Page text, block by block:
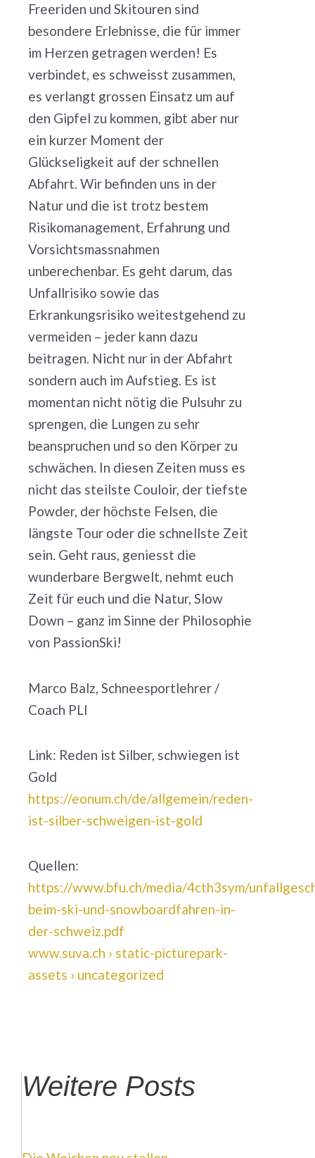
Freeriden und Skitouren sind
besondere Erlebnisse, die für immer
im Herzen getragen werden! Es
verbindet, es schweisst zusammen,
es verlangt grossen Einsatz um auf
den Gipfel zu kommen, gibt aber nur
ein kurzer Moment der
Glückseligkeit auf der schnellen
Abfahrt. Wir befinden uns in der
Natur und die ist trotz bestem
Risikomanagement, Erfahrung und
Vorsichtsmassnahmen
unberechenbar. Es geht darum, das
Unfallrisiko sowie das
Erkrankungsrisiko weitestgehend zu
vermeiden – jeder kann dazu
beitragen. Nicht nur in der Abfahrt
sondern auch im Aufstieg. Es ist
momentan nicht nötig die Pulsuhr zu
sprengen, die Lungen zu sehr
beanspruchen und so den Körper zu
schwächen. In diesen Zeiten muss es
nicht das steilste Couloir, der tiefste
Powder, der höchste Felsen, die
längste Tour oder die schnellste Zeit
sein. Geht raus, geniesst die
wunderbare Bergwelt, nehmt euch
Zeit für euch und die Natur, Slow
Down – ganz im Sinne der Philosophie
von PassionSki!
Marco Balz, Schneesportlehrer /
Coach PLI
Link: Reden ist Silber, schwiegen ist
Gold
https://eonum.ch/de/allgemein/reden-
ist-silber-schweigen-ist-gold
Quellen:
https://www.bfu.ch/media/4cth3sym/
beim-ski-und-snowboardfahren-in-
der-schweiz.pdf
www.suva.ch › static-picturepark-
assets › uncategorized
Weitere Posts